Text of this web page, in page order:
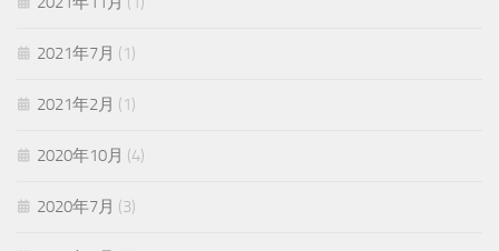
2021年7月 (1)
2021年2月 (1)
2020年10月 (4)
2020年7月 (3)